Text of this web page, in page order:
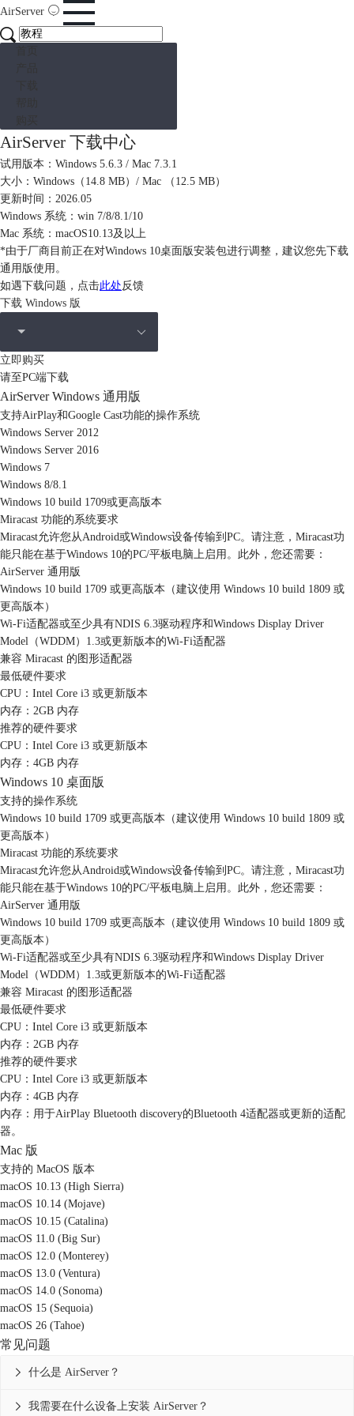
AirServer
AirServer 下载中心
试用版本：Windows 5.6.3 / Mac 7.3.1
大小：Windows（14.8 MB）/ Mac （12.5 MB）
更新时间：2026.05
Windows 系统：win 7/8/8.1/10
Mac 系统：macOS10.13及以上
*由于厂商目前正在对Windows 10桌面版安装包进行调整，建议您先下载
通用版使用。
如遇下载问题，点击此处反馈
下载 Windows 版
立即购买
请至PC端下载
AirServer Windows 通用版
支持AirPlay和Google Cast功能的操作系统
Windows Server 2012
Windows Server 2016
Windows 7
Windows 8/8.1
Windows 10 build 1709或更高版本
Miracast 功能的系统要求
Miracast允许您从Android或Windows设备传输到PC。请注意，Miracast功
能只能在基于Windows 10的PC/平板电脑上启用。此外，您还需要：
AirServer 通用版
Windows 10 build 1709 或更高版本（建议使用 Windows 10 build 1809 或
更高版本）
Wi-Fi适配器或至少具有NDIS 6.3驱动程序和Windows Display Driver
Model（WDDM）1.3或更新版本的Wi-Fi适配器
兼容 Miracast 的图形适配器
最低硬件要求
CPU：Intel Core i3 或更新版本
内存：2GB 内存
推荐的硬件要求
CPU：Intel Core i3 或更新版本
内存：4GB 内存
Windows 10 桌面版
支持的操作系统
Windows 10 build 1709 或更高版本（建议使用 Windows 10 build 1809 或
更高版本）
Miracast 功能的系统要求
Miracast允许您从Android或Windows设备传输到PC。请注意，Miracast功
能只能在基于Windows 10的PC/平板电脑上启用。此外，您还需要：
AirServer 通用版
Windows 10 build 1709 或更高版本（建议使用 Windows 10 build 1809 或
更高版本）
Wi-Fi适配器或至少具有NDIS 6.3驱动程序和Windows Display Driver
Model（WDDM）1.3或更新版本的Wi-Fi适配器
兼容 Miracast 的图形适配器
最低硬件要求
CPU：Intel Core i3 或更新版本
内存：2GB 内存
推荐的硬件要求
CPU：Intel Core i3 或更新版本
内存：4GB 内存
内存：用于AirPlay Bluetooth discovery的Bluetooth 4适配器或更新的适配
器。
Mac 版
支持的 MacOS 版本
macOS 10.13 (High Sierra)
macOS 10.14 (Mojave)
macOS 10.15 (Catalina)
macOS 11.0 (Big Sur)
macOS 12.0 (Monterey)
macOS 13.0 (Ventura)
macOS 14.0 (Sonoma)
macOS 15 (Sequoia)
macOS 26 (Tahoe)
常见问题
什么是 AirServer？

我需要在什么设备上安装 AirServer？
